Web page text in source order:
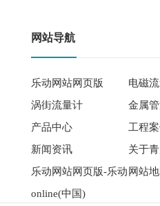
网站导航
乐动网站网页版
电磁
涡街流量计
金属
产品中心
工程
新闻资讯
关于
乐动网站网页版-乐动
online(中国)
网站